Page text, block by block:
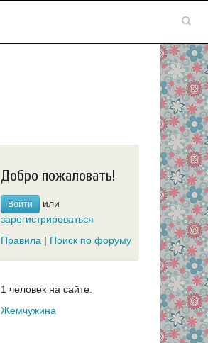
Добро пожаловать!
Войти
или
зарегистрироваться
Правила | Поиск по форуму
1 человек на сайте.
Жемчужина